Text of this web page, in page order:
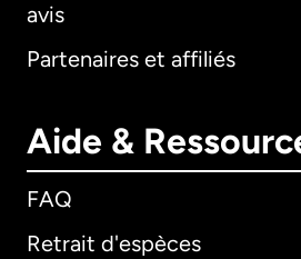
avis
Partenaires et affiliés
Aide &
FAQ
Retrait d'espèces